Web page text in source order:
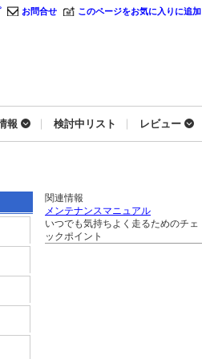
お問合せ このページをお気に入りに追加
報 検討中リスト レビュー
関連情報
メンテナンスマニュアル
いつでも気持ちよく走るためのチェ
ックポイント